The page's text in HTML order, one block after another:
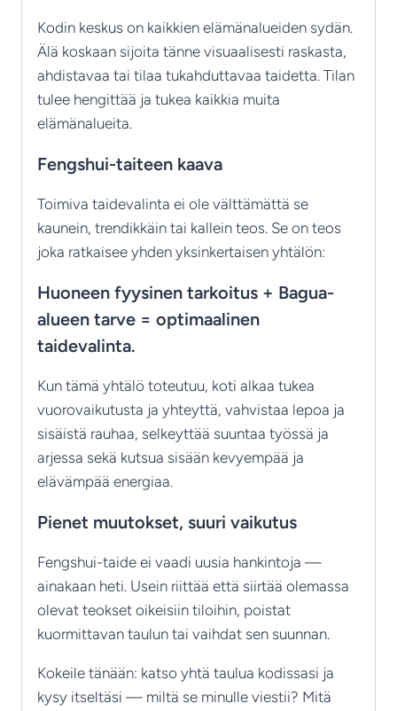
Kodin keskus on kaikkien elämänalueiden sydän.
Älä koskaan sijoita tänne visuaalisesti raskasta,
ahdistavaa tai tilaa tukahduttavaa taidetta. Tilan
tulee hengittää ja tukea kaikkia muita
elämänalueita.
Fengshui-taiteen kaava
Toimiva taidevalinta ei ole välttämättä se
kaunein, trendikkäin tai kallein teos. Se on teos
joka ratkaisee yhden yksinkertaisen yhtälön:
Huoneen fyysinen tarkoitus + Bagua-
alueen tarve = optimaalinen
taidevalinta.
Kun tämä yhtälö toteutuu, koti alkaa tukea
vuorovaikutusta ja yhteyttä, vahvistaa lepoa ja
sisäistä rauhaa, selkeyttää suuntaa työssä ja
arjessa sekä kutsua sisään kevyempää ja
elävämpää energiaa.
Pienet muutokset, suuri vaikutus
Fengshui-taide ei vaadi uusia hankintoja —
ainakaan heti. Usein riittää että siirtää olemassa
olevat teokset oikeisiin tiloihin, poistat
kuormittavan taulun tai vaihdat sen suunnan.
Kokeile tänään: katso yhtä taulua kodissasi ja
kysy itseltäsi — miltä se minulle viestii? Mitä